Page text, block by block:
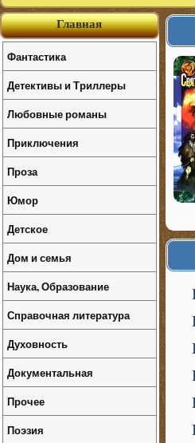
Главная
Фантастика
Детективы и Триллеры
Любовные романы
Приключения
Проза
Юмор
Детское
Дом и семья
Наука, Образование
Справочная литература
Духовность
Документальная
Прочее
Поэзия